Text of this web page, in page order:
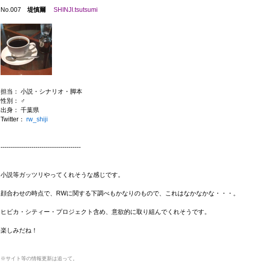
No.007 堤慎爾 SHINJI.tsutsumi
担当： 小説・シナリオ・脚本
性別： ♂
出身： 千葉県
Twitter： rw_shiji
---------------------------------------
小説等ガッツリやってくれそうな感じです。
顔合わせの時点で、RWに関する下調べもかなりのもので、これはなかなかな・・・。
ヒビカ・シティー・プロジェクト含め、意欲的に取り組んでくれそうです。
楽しみだね！
※サイト等の情報更新は追って。